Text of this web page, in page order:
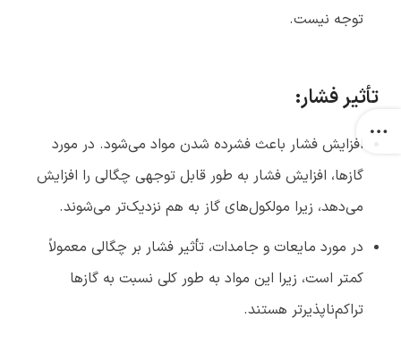
توجه نیست.
تأثیر فشار:
افزایش فشار باعث فشرده شدن مواد می‌شود. در مورد
گازها، افزایش فشار به طور قابل توجهی چگالی را افزایش
می‌دهد، زیرا مولکول‌های گاز به هم نزدیک‌تر می‌شوند.
در مورد مایعات و جامدات، تأثیر فشار بر چگالی معمولاً
کمتر است، زیرا این مواد به طور کلی نسبت به گازها
تراکم‌ناپذیرتر هستند.